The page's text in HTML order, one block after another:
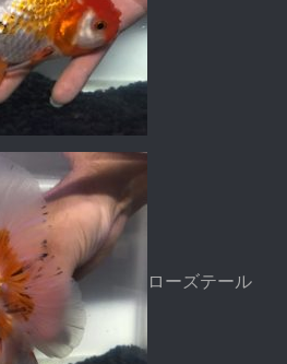
ローズテール